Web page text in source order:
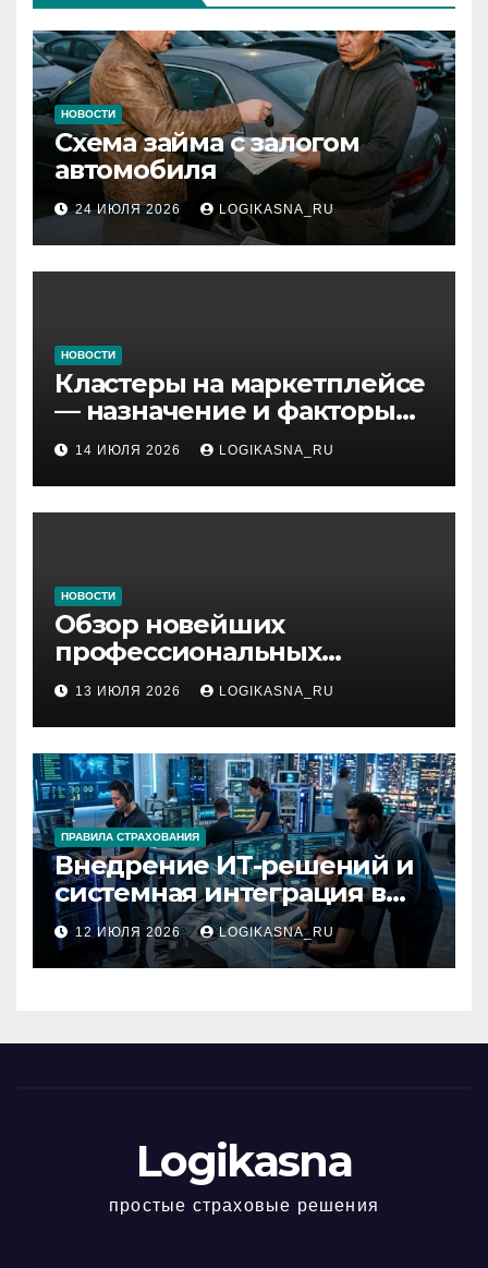
НОВОСТИ
Схема займа с залогом
автомобиля
24 ИЮЛЯ 2026 LOGIKASNA_RU
НОВОСТИ
Кластеры на маркетплейсе
— назначение и факторы
ранжирования складов
14 ИЮЛЯ 2026 LOGIKASNA_RU
НОВОСТИ
Обзор новейших
профессиональных
материалов и
инструментов
13 ИЮЛЯ 2026 LOGIKASNA_RU
ПРАВИЛА СТРАХОВАНИЯ
Внедрение ИТ-решений и
системная интеграция в
бизнесе
12 ИЮЛЯ 2026 LOGIKASNA_RU
Logikasna
простые страховые решения